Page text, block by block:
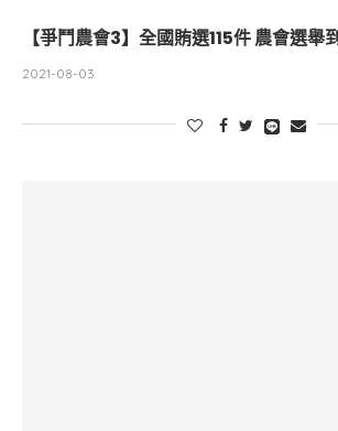
【爭鬥農會3】全國賄選115件 農會選舉
2021-08-03